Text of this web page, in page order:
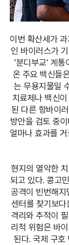
이번 확산세가
인 바이러스가
'분디부교' 계통
온 주요 백신들
는 무용지물일
치료제나 백신
된 다른 항바이
방안을 검토 중
얼마나 효과를
현지의 열악한
되고 있다. 콩고
공격이 빈번해지
센터를 찾기보
격리와 추적이
리적 위험은 바
된다. 국제 구호